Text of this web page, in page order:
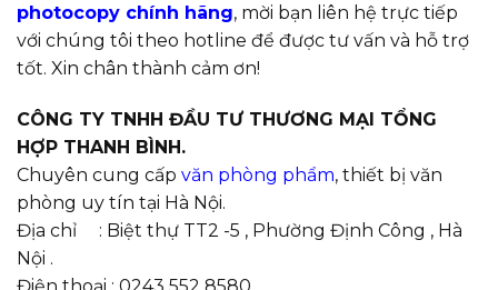
photocopy chính hãng, mời bạn liên hệ trực tiếp
với chúng tôi theo hotline để được tư vấn và hỗ trợ
tốt. Xin chân thành cảm ơn!
CÔNG TY TNHH ĐẦU TƯ THƯƠNG MẠI TỔNG
HỢP THANH BÌNH.
Chuyên cung cấp văn phòng phẩm, thiết bị văn
phòng uy tín tại Hà Nội.
Địa chỉ : Biệt thự TT2 -5 , Phường Định Công , Hà
Nội .
Điện thoại : 0243 552 8580.